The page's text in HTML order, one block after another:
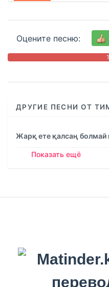
Оцените песню:
0
ДРУГИЕ ПЕСНИ ОТ
Жарқ ете қалсаң болмай
Показать ещё